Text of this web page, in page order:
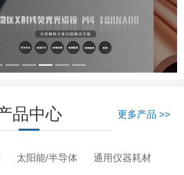
品中心 更多产品 >>
太阳能/半导体 通用仪器耗材